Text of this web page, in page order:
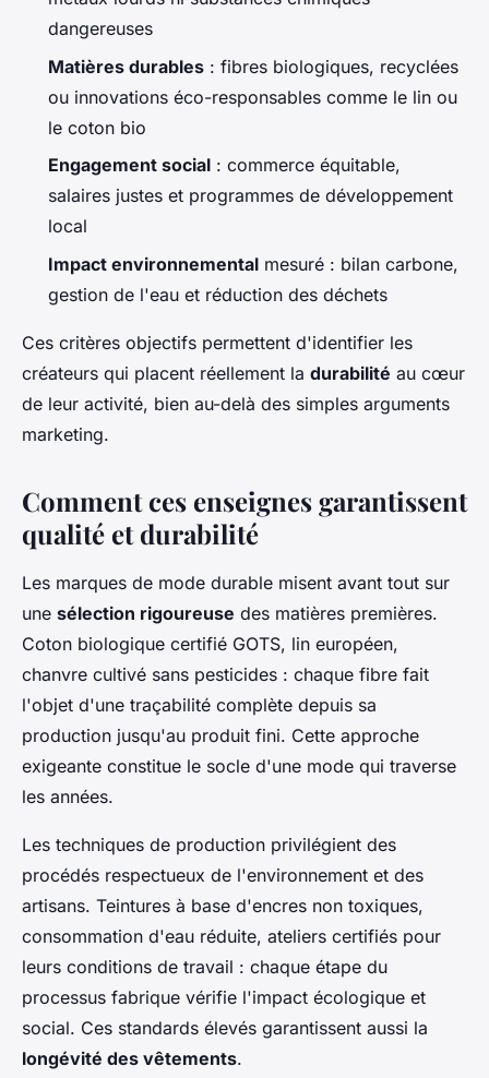
dangereuses
Matières durables : fibres biologiques, recyclées
ou innovations éco-responsables comme le lin ou
le coton bio
Engagement social : commerce équitable,
salaires justes et programmes de développement
local
Impact environnemental mesuré : bilan carbone,
gestion de l'eau et réduction des déchets
Ces critères objectifs permettent d'identifier les
créateurs qui placent réellement la durabilité au cœur
de leur activité, bien au-delà des simples arguments
marketing.
Comment ces enseignes garantissent
qualité et durabilité
Les marques de mode durable misent avant tout sur
une sélection rigoureuse des matières premières.
Coton biologique certifié GOTS, lin européen,
chanvre cultivé sans pesticides : chaque fibre fait
l'objet d'une traçabilité complète depuis sa
production jusqu'au produit fini. Cette approche
exigeante constitue le socle d'une mode qui traverse
les années.
Les techniques de production privilégient des
procédés respectueux de l'environnement et des
artisans. Teintures à base d'encres non toxiques,
consommation d'eau réduite, ateliers certifiés pour
leurs conditions de travail : chaque étape du
processus fabrique vérifie l'impact écologique et
social. Ces standards élevés garantissent aussi la
longévité des vêtements.